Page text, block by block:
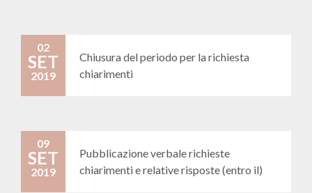
02
SET
2019
Chiusura del periodo per la richiesta
chiarimenti
09
SET
2019
Pubblicazione verbale richieste
chiarimenti e relative risposte (entro il)